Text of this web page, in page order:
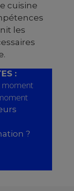
cuisine
les
:
moment
?